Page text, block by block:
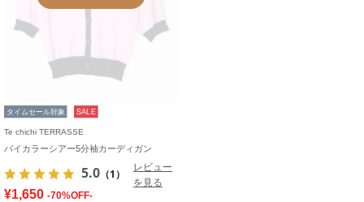
タイムセール対象 SALE
Te chichi TERRASSE
バイカラーシアー5分袖カーディガン
5.0 （1）
レビュー
を見る
¥1,650 -70%OFF-